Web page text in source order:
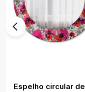
Espelho circular de